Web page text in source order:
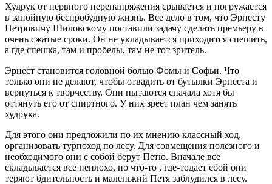
Худрук от нервного перенапряжения срывается и погружается
в запойную беспробудную жизнь. Все дело в том, что Эрнесту
Петровичу Шиловскому поставили задачу сделать премьеру в
очень сжатые сроки. Он не укладывается приходится спешить,
а где спешка, там и пробелы, там не тот зритель.
Эрнест становится головной болью Фомы и Софьи. Что
только они не делают, чтобы отвадить от бутылки Эрнеста и
вернуться к творчеству. Они пытаются сначала хотя бы
оттянуть его от спиртного. У них зреет план чем занять
худрука.
Для этого они предложили по их мнению классный ход,
организовать турпоход по лесу. Для совмещения полезного и
необходимого они с собой берут Петю. Вначале все
складывается все неплохо, но что-то , где-тодает сбой они
теряют бдительность и маленький Петя заблудился в лесу.